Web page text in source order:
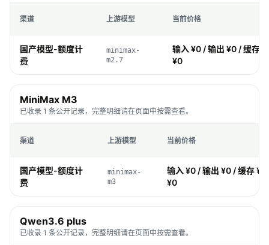
渠道 上游模型 当前价格
国产模型-额度计
费
minimax-
m2.7
输入 ¥0 / 输出 ¥0 / 缓存
¥0
MiniMax M3
已收录 1 条公开记录，完整明细请在页面中按需查看。
渠道 上游模型 当前价格
国产模型-额度计
费
minimax-
m3
输入 ¥0 / 输出 ¥0 / 缓存 ¥0
¥0
Qwen3.6 plus
已收录 1 条公开记录，完整明细请在页面中按需查看。